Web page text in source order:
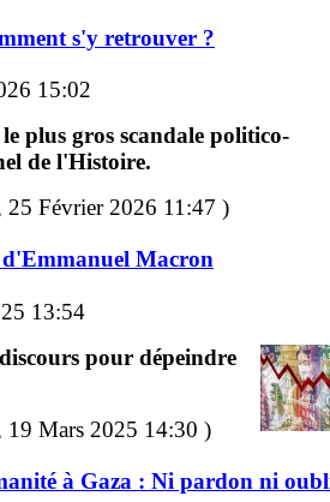
s'y retrouver ?
15:02
plus gros scandale politico-
de l'Histoire.
Février 2026 11:47 )
Macron
13:54
pour dépeindre
Mars 2025 14:30 )
à Gaza : Ni pardon ni